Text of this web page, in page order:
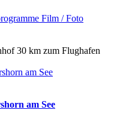
Film / Foto
30 km zum Flughafen
am See